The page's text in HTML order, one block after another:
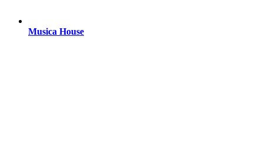
Musica House